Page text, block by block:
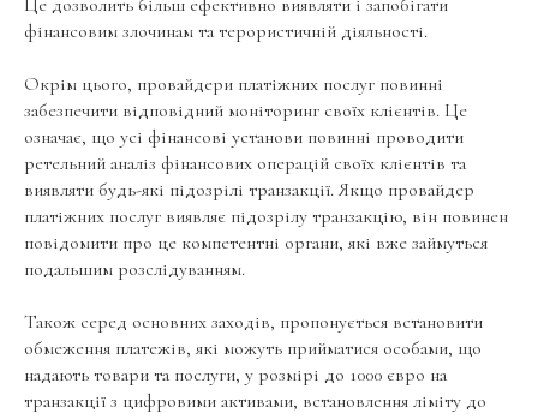
Це дозволить більш ефективно виявляти і запобігати
фінансовим злочинам та терористичній діяльності.
Окрім цього, провайдери платіжних послуг повинні
забезпечити відповідний моніторинг своїх клієнтів. Це
означає, що усі фінансові установи повинні проводити
ретельний аналіз фінансових операцій своїх клієнтів та
виявляти будь-які підозрілі транзакції. Якщо провайдер
платіжних послуг виявляє підозрілу транзакцію, він повинен
повідомити про це компетентні органи, які вже займуться
подальшим розслідуванням.
Також серед основних заходів, пропонується встановити
обмеження платежів, які можуть прийматися особами, що
надають товари та послуги, у розмірі до 1000 євро на
транзакції з цифровими активами, встановлення ліміту до